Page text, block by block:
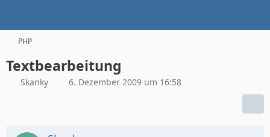
PHP
Textbearbeitung
Skanky 6. Dezember 2009 um 16:58